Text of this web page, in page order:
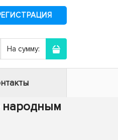
На сумму:
народным